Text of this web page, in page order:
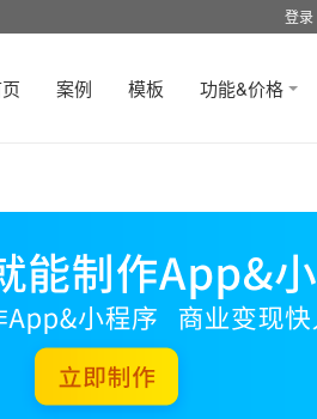
登录
案例 模板 功能&价格